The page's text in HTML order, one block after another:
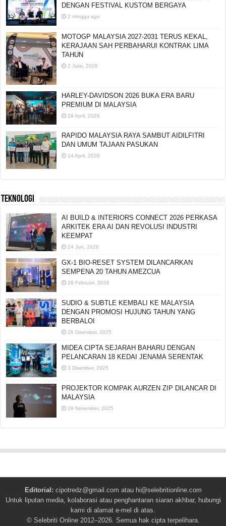
DENGAN FESTIVAL KUSTOM BERGAYA
2 minggu ago
MOTOGP MALAYSIA 2027-2031 TERUS KEKAL,
KERAJAAN SAH PERBAHARUI KONTRAK LIMA
TAHUN
2 Julai, 2026
HARLEY-DAVIDSON 2026 BUKA ERA BARU
PREMIUM DI MALAYSIA
29 April, 2026
RAPIDO MALAYSIA RAYA SAMBUT AIDILFITRI
DAN UMUM TAJAAN PASUKAN
14 April, 2026
TEKNOLOGI
AI BUILD & INTERIORS CONNECT 2026 PERKASA
ARKITEK ERA AI DAN REVOLUSI INDUSTRI
KEEMPAT
24 Jun, 2026
GX-1 BIO-RESET SYSTEM DILANCARKAN
SEMPENA 20 TAHUN AMEZCUA
28 Februari, 2026
SUDIO & SUBTLE KEMBALI KE MALAYSIA
DENGAN PROMOSI HUJUNG TAHUN YANG
BERBALOI
26 Disember, 2025
MIDEA CIPTA SEJARAH BAHARU DENGAN
PELANCARAN 18 KEDAI JENAMA SERENTAK
3 Disember, 2025
PROJEKTOR KOMPAK AURZEN ZIP DILANCAR DI
MALAYSIA
29 November, 2025
Editorial: cipotredz@gmail.com atau hi@selebritionline.com
Untuk liputan media, kolaborasi atau penghantaran siaran akhbar, hubungi
kami di alamat e-mel di atas.
© Selebriti Online 2012–2026. Semua hak cipta terpelihara.